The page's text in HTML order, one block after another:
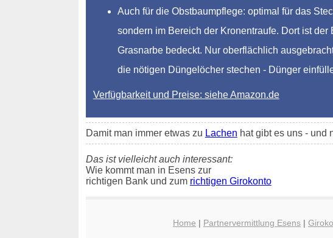
Auch für die Obstbaumpflege: optimal für das
sondern im Bereich der Kronentraufe. Dort ist
Grasnarbe bedeckt. Nur oberflächlich
die nötigen Düngelöcher stechen - Dünger
Verfügbarkeit und Preise: siehe Amazon.de
Damit man immer etwas zu Lachen hat gibt es uns - und
Das ist vielleicht auch interessant:
Wie kommt man in Esens zur
richtigen Bank und zum richtigen Girokonto
Home | Partnervermittlung Esens|